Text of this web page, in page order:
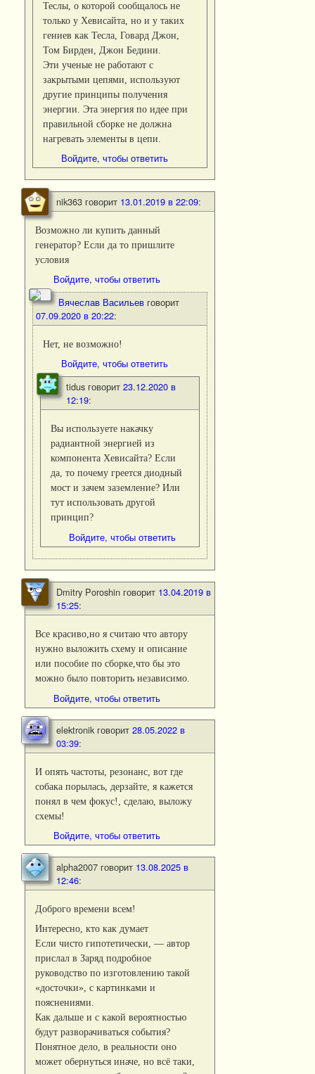
Теслы, о которой сообщалось не
только у Хевисайта, но и у таких
гениев как Тесла, Говард Джон,
Том Бирден, Джон Бедини.
Эти ученые не работают с
закрытыми цепями, используют
другие принципы получения
энергии. Эта энергия по идее при
правильной сборке не должна
нагревать элементы в цепи.
Войдите, чтобы ответить
nik363 говорит 13.01.2019 в 22:09:
Возможно ли купить данный
генератор? Если да то пришлите
условия
Войдите, чтобы ответить
Вячеслав Васильев говорит
07.09.2020 в 20:22:
Нет, не возможно!
Войдите, чтобы ответить
tidus говорит 23.12.2020 в
12:19:
Вы используете накачку
радиантной энергией из
компонента Хевисайта? Если
да, то почему греется диодный
мост и зачем заземление? Или
тут использовать другой
принцип?
Войдите, чтобы ответить
Dmitry Poroshin говорит 13.04.2019 в
15:25:
Все красиво,но я считаю что автору
нужно выложить схему и описание
или пособие по сборке,что бы это
можно было повторить независимо.
Войдите, чтобы ответить
elektronik говорит 28.05.2022 в
03:39:
И опять частоты, резонанс, вот где
собака порылась, дерзайте, я кажется
понял в чем фокус!, сделаю, выложу
схемы!
Войдите, чтобы ответить
alpha2007 говорит 13.08.2025 в
12:46:
Доброго времени всем!
Интересно, кто как думает
Если чисто гипотетически, — автор
прислал в Заряд подробное
руководство по изготовлению такой
«досточки», с картинками и
пояснениями.
Как дальше и с какой вероятностью
будут разворачиваться события?
Понятное дело, в реальности оно
может обернуться иначе, но всё таки,